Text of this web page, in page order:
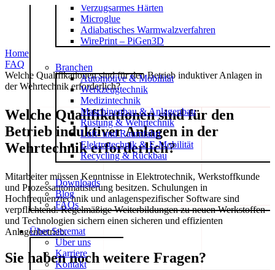
Verzugsarmes Härten
Microglue
Adiabatisches Warmwalzverfahren
WirePrint – PiGen3D
Branchen
Automotive & Mobilität
Werkzeugtechnik
Medizintechnik
Maschinenbau & Anlagenbau
Rüstung & Wehrtechnik
Luft- und Raumfahrt
Elektrotechnik & E-Mobilität
Recycling & Rückbau
Downloads
Blog
FAQs
Über Steremat
Über uns
Karriere
Kontakt
Home
FAQ
Welche Qualifikationen sind für den Betrieb induktiver Anlagen in
der Wehrtechnik erforderlich?
Welche Qualifikationen sind für den
Betrieb induktiver Anlagen in der
Wehrtechnik erforderlich?
Mitarbeiter müssen Kenntnisse in Elektrotechnik, Werkstoffkunde
und Prozessautomatisierung besitzen. Schulungen in
Hochfrequenztechnik und anlagenspezifischer Software sind
verpflichtend. Regelmäßige Weiterbildungen zu neuen Werkstoffen
und Technologien sichern einen sicheren und effizienten
Anlagenbetrieb.
Sie haben noch weitere Fragen?